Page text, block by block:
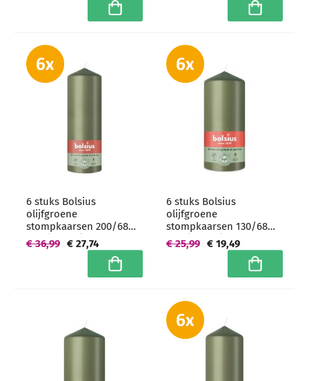
In winkelwagen In
6 stuks Bolsius
olijfgroene
stompkaarsen 200/68
mm (75 uur) -
grootverpakking
€ 27,74
€ 36,99
In winkelwagen
6 stuks Bolsius
olijfgroene
stompkaarsen 130/68
mm (43 uur) -
grootverpakking
€ 19,49
€ 25,99
In